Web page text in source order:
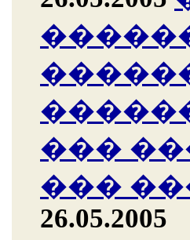
���
���
26.05.2005